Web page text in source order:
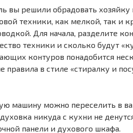
вы решили обрадовать хозяйку
техники, как мелкой, так и
Для начала, разделите
техники и сколько будут
контуров понадобится
правила в стиле «стиралку и
машину можно переселить в
никуда с кухни не
панели и духового шкафа.